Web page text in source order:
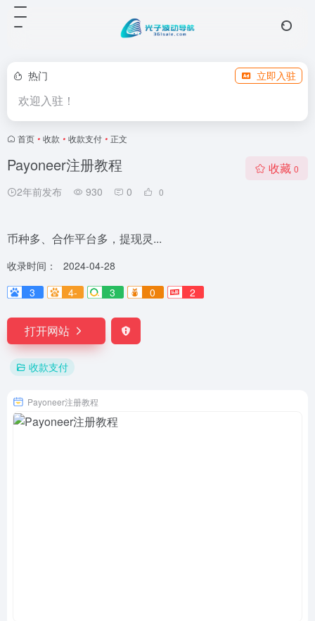
热门 立即入驻
欢迎入驻！
首页 • 收款 • 收款支付 • 正文
Payoneer注册教程
2年前发布 930 0 0
收藏 0
币种多、合作平台多，提现灵...
收录时间：
2024-04-28
3
4- 3 0 2
打开网站
收款支付
Payoneer注册教程